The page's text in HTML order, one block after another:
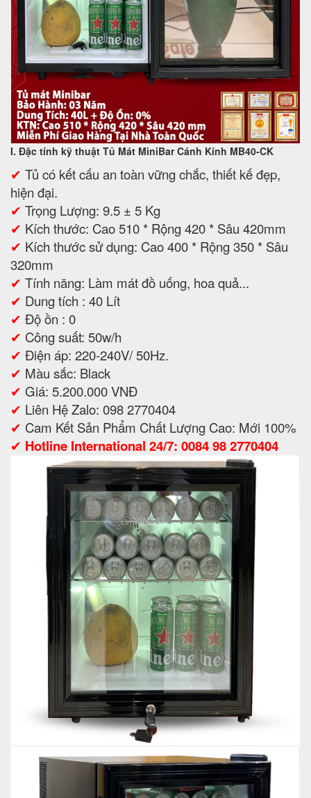
I. Đặc tính kỹ thuật Tủ Mát MiniBar Cánh Kính MB40-CK
✔ Tủ có kết cấu an toàn vững chắc, thiết kế đẹp,
hiện đại.
✔ Trọng Lượng: 9.5 ± 5 Kg
✔ Kích thước: Cao 510 * Rộng 420 * Sâu 420mm
✔ Kích thước sử dụng: Cao 400 * Rộng 350 * Sâu
320mm
✔ Tính năng: Làm mát đồ uống, hoa quả...
✔ Dung tích : 40 Lít
✔ Độ ồn : 0
✔ Công suất: 50w/h
✔ Điện áp: 220-240V/ 50Hz.
✔ Màu sắc: Black
✔ Giá: 5.200.000 VNĐ
✔ Liên Hệ Zalo: 098 2770404
✔ Cam Kết Sản Phẩm Chất Lượng Cao: Mới 100%
✔ Hotline International 24/7: 0084 98 2770404